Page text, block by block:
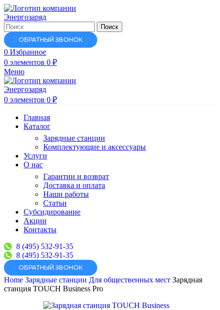
Поиск
ОБРАТНЫЙ ЗВОНОК
0 Избранное
0 элементов 0 ₽
Меню
0 элементов 0 ₽
Главная
Каталог
Зарядные станции
Комплектующие и аксессуары
Услуги
О нас
Гарантии и возврат
Доставка и оплата
Наши работы
Статьи
Субсидирование
Акции
Контакты
8 (495) 532-91-35
8 (495) 532-91-35
ОБРАТНЫЙ ЗВОНОК
Home Зарядные станции Для общественных мест Зарядная
станция TOUCH Business Pro